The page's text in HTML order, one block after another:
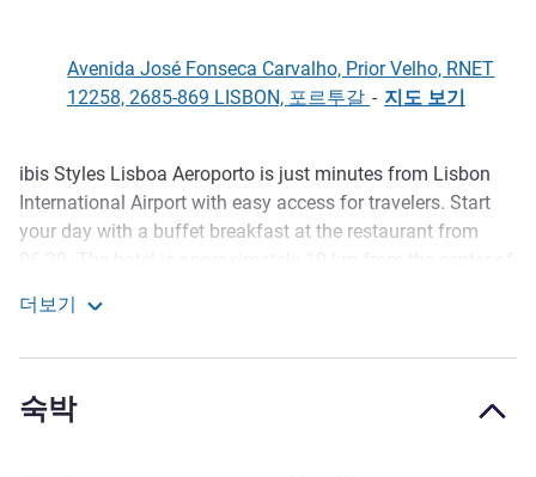
Avenida José Fonseca Carvalho, Prior Velho, RNET
12258, 2685-869 LISBON, 포르투갈 - 지도 보기
호텔설명
ibis Styles Lisboa Aeroporto is just minutes from Lisbon
International Airport with easy access for travelers. Start
your day with a buffet breakfast at the restaurant from
Altice Arena and the Lisbon Oceanarium.
and hospitality just 10 minutes from the airport. A
straightforward and quiet stay with personalized service.
더보기
숙박